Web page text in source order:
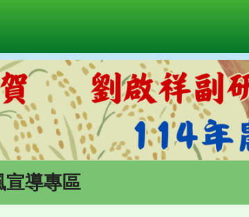
宣導專區